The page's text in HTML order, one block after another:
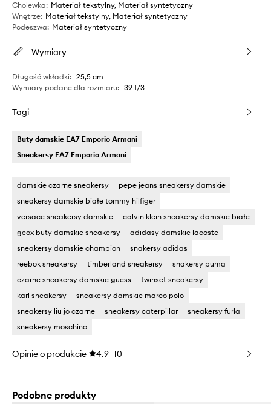
Cholewka: Materiał tekstylny, Materiał syntetyczny
Wnętrze: Materiał tekstylny, Materiał syntetyczny
Podeszwa: Materiał syntetyczny
Wymiary
Długość wkładki: 25,5 cm
Wymiary podane dla rozmiaru: 39 1/3
Tagi
Buty damskie EA7 Emporio Armani
Sneakersy EA7 Emporio Armani
damskie czarne sneakersy
pepe jeans sneakersy damskie
sneakersy damskie białe tommy hilfiger
versace sneakersy damskie
calvin klein sneakersy damskie białe
geox buty damskie sneakersy
adidasy damskie lacoste
sneakersy damskie champion
snakersy adidas
reebok sneakersy
timberland sneakersy
snakersy puma
czarne sneakersy damskie guess
twinset sneakersy
karl sneakersy
sneakersy damskie marco polo
sneakersy liu jo czarne
sneakersy caterpillar
sneakersy furla
sneakersy moschino
Opinie o produkcie 4.9 10
Podobne produkty